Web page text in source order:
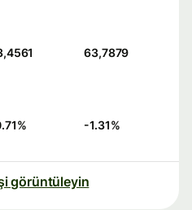
63,7879
% -1.31%
görüntüleyin